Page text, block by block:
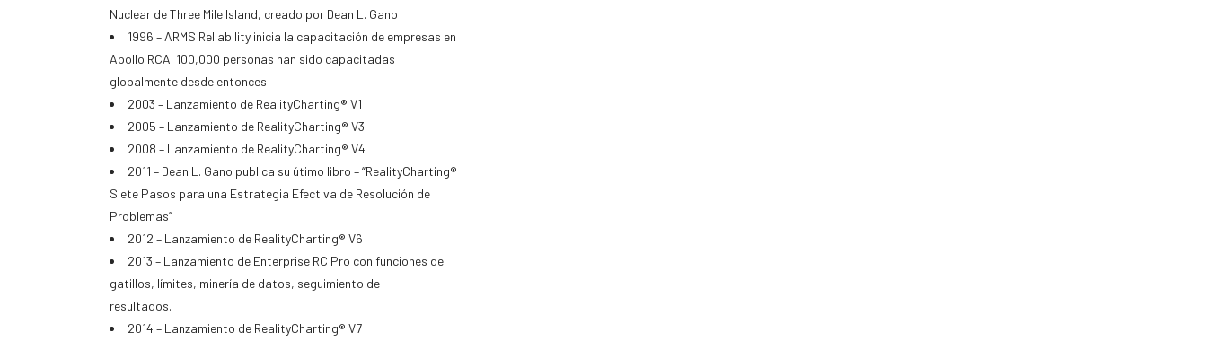
Nuclear de Three Mile Island, creado por Dean L. Gano
1996 – ARMS Reliability inicia la capacitación de empresas en
Apollo RCA. 100,000 personas han sido capacitadas
globalmente desde entonces
2003 – Lanzamiento de RealityCharting® V1
2005 – Lanzamiento de RealityCharting® V3
2008 – Lanzamiento de RealityCharting® V4
2011 – Dean L. Gano publica su útimo libro – “RealityCharting®
Siete Pasos para una Estrategia Efectiva de Resolución de
Problemas”
2012 – Lanzamiento de RealityCharting® V6
2013 – Lanzamiento de Enterprise RC Pro con funciones de
gatillos, límites, minería de datos, seguimiento de
resultados.
2014 – Lanzamiento de RealityCharting® V7